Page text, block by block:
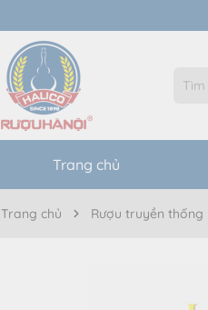
Trang chủ
Trang chủ Rượu truyền thống